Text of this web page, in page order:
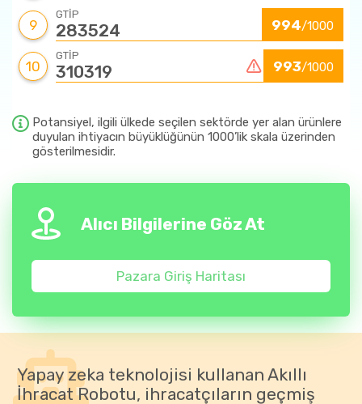
9
GTİP
283524 994/1000
10
GTİP
310319 993/1000
Potansiyel, ilgili ülkede seçilen sektörde yer alan ürünlere
duyulan ihtiyacın büyüklüğünün 1000’lik skala üzerinden
gösterilmesidir.
Alıcı Bilgilerine Göz At
Pazara Giriş Haritası
Yapay zeka teknolojisi kullanan Akıllı
İhracat Robotu, ihracatçıların geçmiş